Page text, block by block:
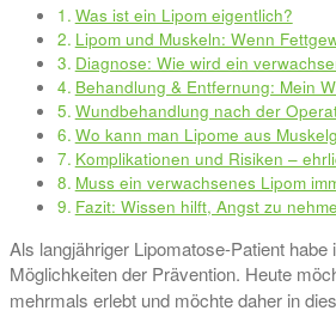
Was ist ein Lipom eigentlich?
Lipom und Muskeln: Wenn
Diagnose: Wie wird ein
Behandlung & Entfernung: Mein
Wundbehandlung nach der
Wo kann man Lipome aus
Komplikationen und Risiken –
Muss ein verwachsenes Lipom
Fazit: Wissen hilft, Angst zu
Als langjähriger Lipomatose-Patient
Möglichkeiten der Prävention. Heute
mehrmals erlebt und möchte daher in